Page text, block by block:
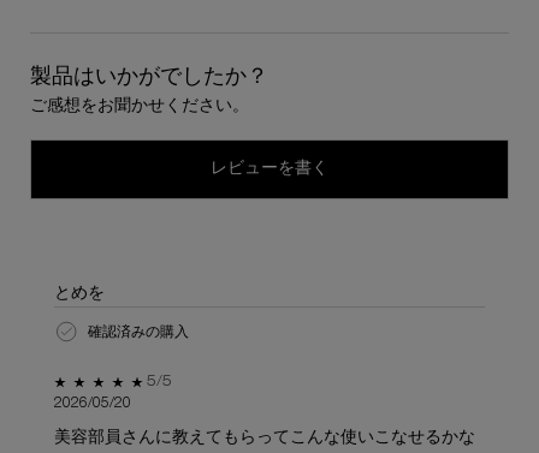
製品はいかがでしたか？
ご感想をお聞かせください。
レビューを書く
とめを
確認済みの購入
5星中5。
5/5
2026/05/20
美容部員さんに教えてもらってこんな使いこなせるかな